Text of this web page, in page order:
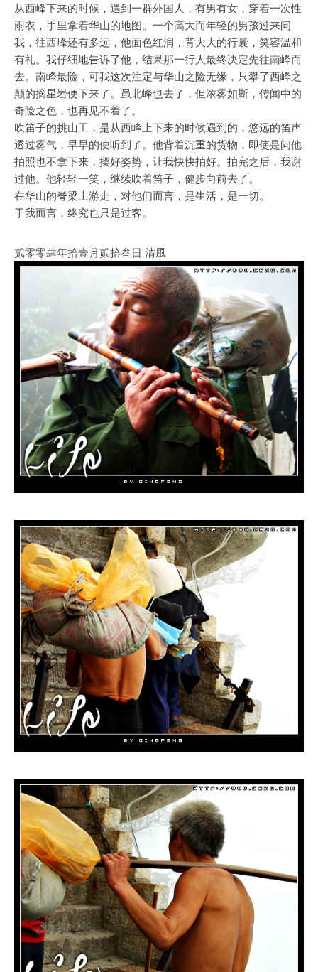
从西峰下来的时候，遇到一群外国人，有男有女，穿着一次性
雨衣，手里拿着华山的地图。一个高大而年轻的男孩过来问
我，往西峰还有多远，他面色红润，背大大的行囊，笑容温和
有礼。我仔细地告诉了他，结果那一行人最终决定先往南峰而
去。南峰最险，可我这次注定与华山之险无缘，只攀了西峰之
颠的摘星岩便下来了。虽北峰也去了，但浓雾如斯，传闻中的
奇险之色，也再见不着了。
吹笛子的挑山工，是从西峰上下来的时候遇到的，悠远的笛声
透过雾气，早早的便听到了。他背着沉重的货物，即使是问他
拍照也不拿下来，摆好姿势，让我快快拍好。拍完之后，我谢
过他。他轻轻一笑，继续吹着笛子，健步向前去了。
在华山的脊梁上游走，对他们而言，是生活，是一切。
于我而言，终究也只是过客。
贰零零肆年拾壹月贰拾叁日 清風